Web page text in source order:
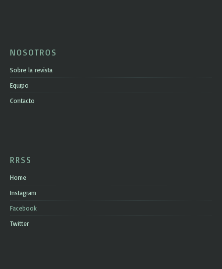
NOSOTROS
Sobre la revista
Equipo
Contacto
RRSS
Home
Instagram
Facebook
Twitter